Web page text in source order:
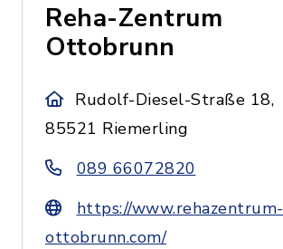
Reha-Zentrum
Ottobrunn
Rudolf-Diesel-Straße 18,
85521 Riemerling
089 66072820
https://www.rehazentrum-
ottobrunn.com/